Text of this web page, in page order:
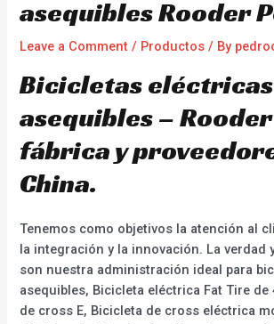
asequibles Rooder
Leave a Comment / Productos / By
Bicicletas eléctricas
asequibles –
fábrica y
China.
Tenemos como objetivos la atención al
la integración y la innovación. La verdad
son nuestra administración ideal para
asequibles, Bicicleta eléctrica Fat Tire de
de cross E, Bicicleta de cross eléctrica